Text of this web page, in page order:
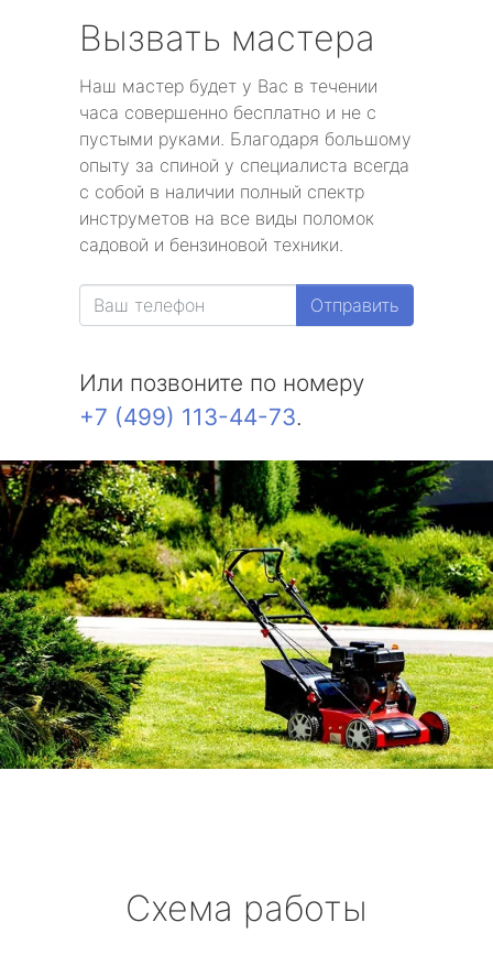
Вызвать мастера
Наш мастер будет у Вас в течении
часа совершенно бесплатно и не с
пустыми руками. Благодаря большому
опыту за спиной у специалиста всегда
с собой в наличии полный спектр
инструметов на все виды поломок
садовой и бензиновой техники.
Отправить
Или позвоните по номеру
+7 (499) 113-44-73.
Схема работы